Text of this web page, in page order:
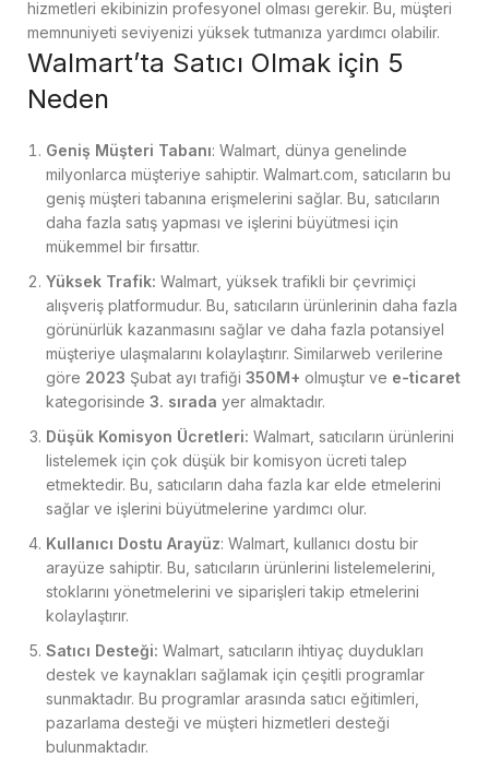
hizmetleri ekibinizin profesyonel olması gerekir. Bu, müşteri
memnuniyeti seviyenizi yüksek tutmanıza yardımcı olabilir.
Walmart’ta Satıcı Olmak için 5
Neden
Geniş Müşteri Tabanı: Walmart, dünya genelinde
milyonlarca müşteriye sahiptir. Walmart.com, satıcıların bu
geniş müşteri tabanına erişmelerini sağlar. Bu, satıcıların
daha fazla satış yapması ve işlerini büyütmesi için
mükemmel bir fırsattır.
Yüksek Trafik: Walmart, yüksek trafikli bir çevrimiçi
alışveriş platformudur. Bu, satıcıların ürünlerinin daha fazla
görünürlük kazanmasını sağlar ve daha fazla potansiyel
müşteriye ulaşmalarını kolaylaştırır. Similarweb verilerine
göre 2023 Şubat ayı trafiği 350M+ olmuştur ve e-ticaret
kategorisinde 3. sırada yer almaktadır.
Düşük Komisyon Ücretleri: Walmart, satıcıların ürünlerini
listelemek için çok düşük bir komisyon ücreti talep
etmektedir. Bu, satıcıların daha fazla kar elde etmelerini
sağlar ve işlerini büyütmelerine yardımcı olur.
Kullanıcı Dostu Arayüz: Walmart, kullanıcı dostu bir
arayüze sahiptir. Bu, satıcıların ürünlerini listelemelerini,
stoklarını yönetmelerini ve siparişleri takip etmelerini
kolaylaştırır.
Satıcı Desteği: Walmart, satıcıların ihtiyaç duydukları
destek ve kaynakları sağlamak için çeşitli programlar
sunmaktadır. Bu programlar arasında satıcı eğitimleri,
pazarlama desteği ve müşteri hizmetleri desteği
bulunmaktadır.